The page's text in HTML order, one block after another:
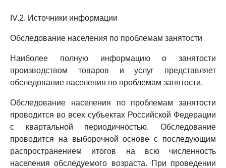
IV.2. Источники информации
Обследование населения по проблемам занятости
Наиболее полную информацию о занятости
производством товаров и услуг представляет
обследование населения по проблемам занятости.
Обследование населения по проблемам занятости
проводится во всех субъектах Российской Федерации
с квартальной периодичностью. Обследование
проводится на выборочной основе с последующим
распространением итогов на всю численность
населения обследуемого возраста. При проведении